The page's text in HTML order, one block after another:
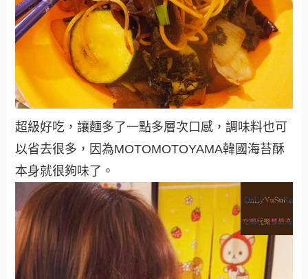
超級好吃，讓麵多了一點多層次口感，調味料也可
以省去很多，因為MOTOMOTOYAMA韓國海苔酥
本身就很夠味了 。